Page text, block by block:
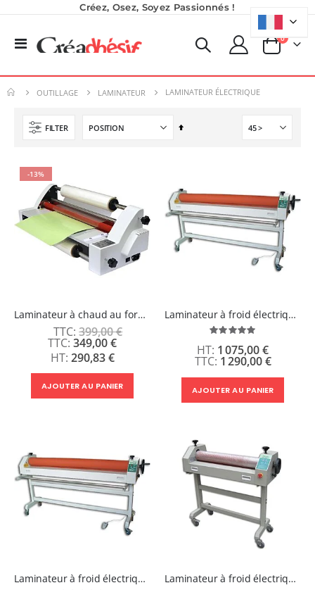
Créez, Osez, Soyez Passionnés !
Basculer
Panier
0produits
OUTILLAGE LAMINATEUR LAMINATEUR ÉLECTRIQUE
FILTER
Par
-13%
Laminateur à chaud au format A2
399,00 €
Prix
Spécial
349,00 €
290,83 €
AJOUTER AU PANIER
Laminateur à froid électrique de laize 1300 mm
Évaluation:
1 290,00 €
1 075,00 €
AJOUTER AU PANIER
Laminateur à froid électrique de laize 1600 mm Laminateur à froid électrique de laize 750 mm
Rating:
240,83 €
Planche de Transfert DTF UV - Format A3 - 27 x 42 cm
9,50 €
7,92 €
À partir de 6,50 €
Rating:
1 350,95 €